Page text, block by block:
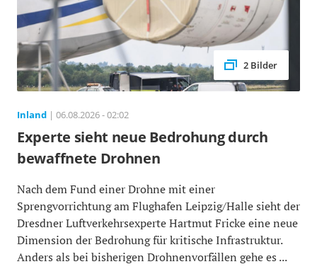
2 Bilder
Inland | 06.08.2026 - 02:02
Experte sieht neue Bedrohung durch
bewaffnete Drohnen
Nach dem Fund einer Drohne mit einer
Sprengvorrichtung am Flughafen Leipzig/Halle sieht der
Dresdner Luftverkehrsexperte Hartmut Fricke eine neue
Dimension der Bedrohung für kritische Infrastruktur.
Anders als bei bisherigen Drohnenvorfällen gehe es ...